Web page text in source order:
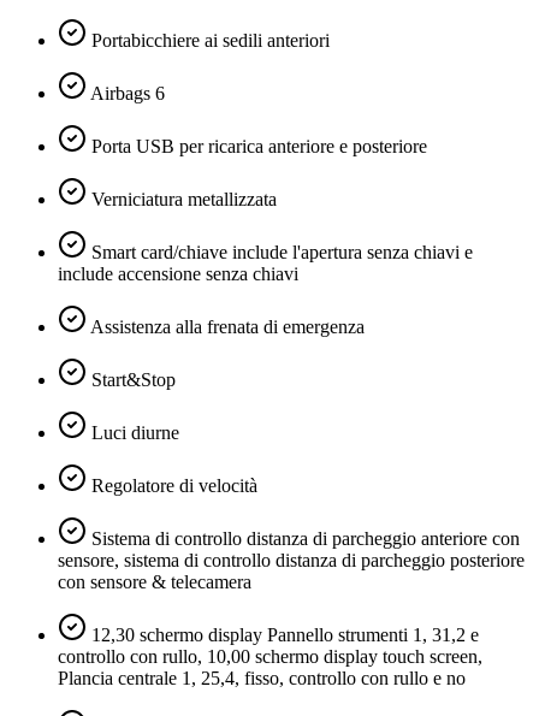
Portabicchiere ai sedili anteriori
Airbags 6
Porta USB per ricarica anteriore e posteriore
Verniciatura metallizzata
Smart card/chiave include l'apertura senza chiavi e
include accensione senza chiavi
Assistenza alla frenata di emergenza
Start&Stop
Luci diurne
Regolatore di velocità
Sistema di controllo distanza di parcheggio anteriore con
sensore, sistema di controllo distanza di parcheggio posteriore
con sensore & telecamera
12,30 schermo display Pannello strumenti 1, 31,2 e
controllo con rullo, 10,00 schermo display touch screen,
Plancia centrale 1, 25,4, fisso, controllo con rullo e no